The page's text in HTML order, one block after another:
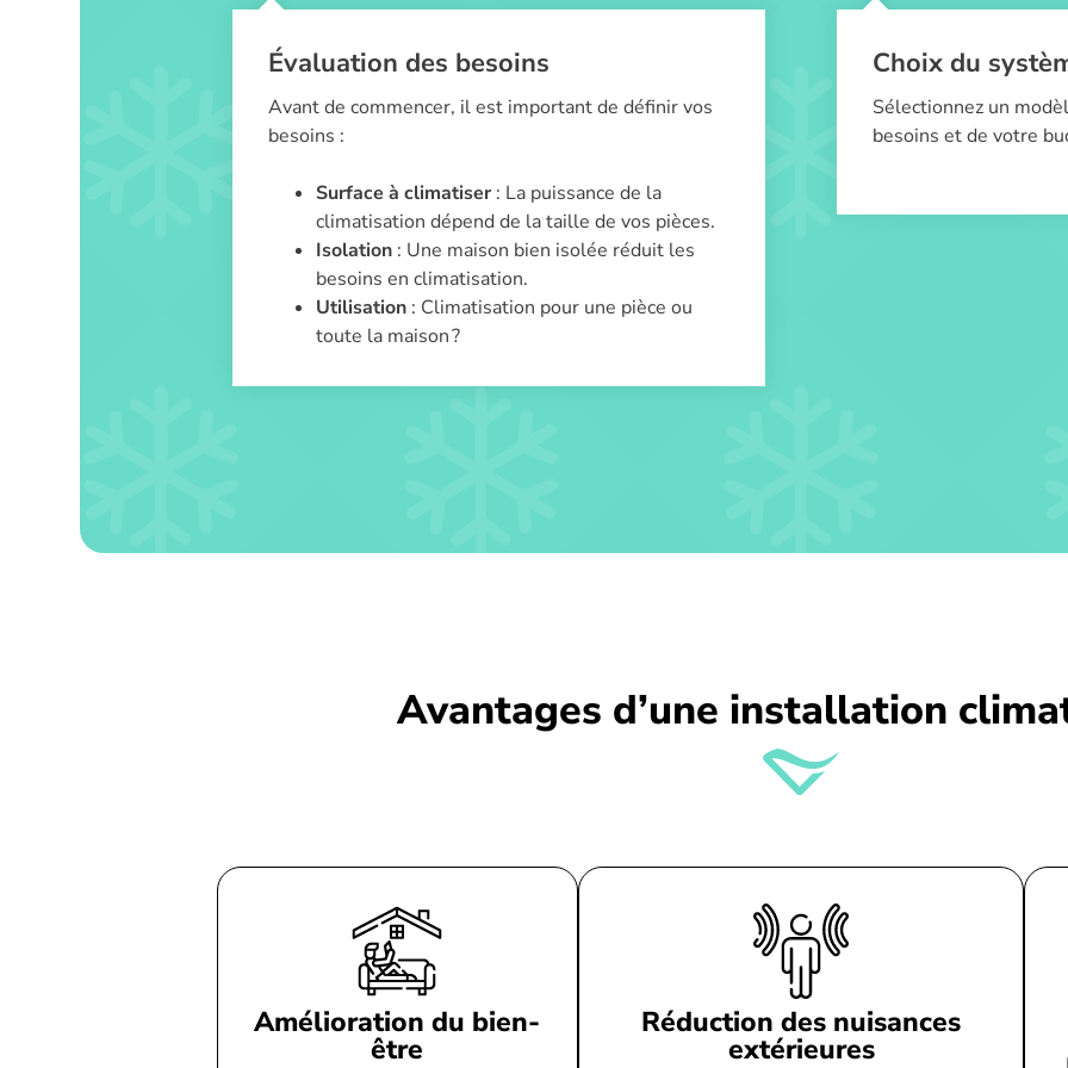
Évaluation des besoins
Avant de commencer, il est important de définir vos
besoins :
Surface à climatiser : La puissance de la
climatisation dépend de la taille de vos pièces.
Isolation : Une maison bien isolée réduit les
besoins en climatisation.
Utilisation : Climatisation pour une pièce ou
toute la maison ?
Choix du
Sélectionnez un
besoins et de votre
Avantages d’une installation
Amélioration du bien-
être
Réduction des nuisances
extérieures